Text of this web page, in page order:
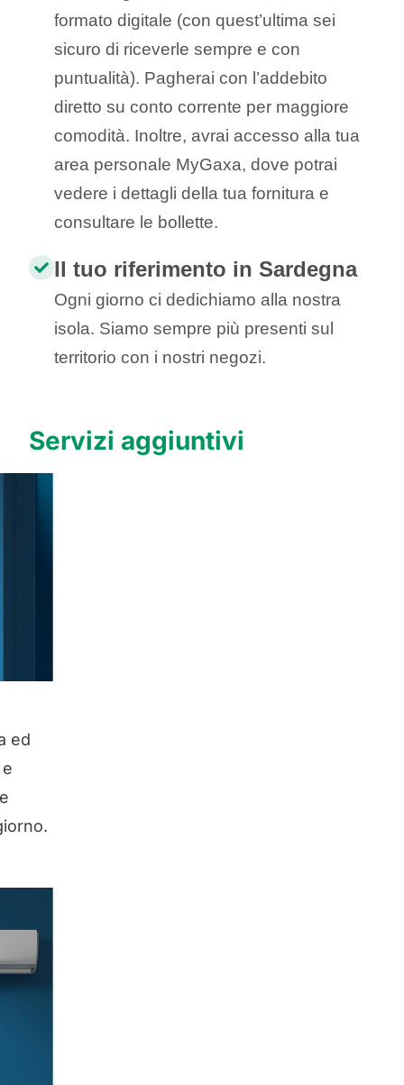
formato digitale (con quest’ultima sei
sicuro di riceverle sempre e con
puntualità). Pagherai con l’addebito
diretto su conto corrente per maggiore
comodità. Inoltre, avrai accesso alla tua
area personale MyGaxa, dove potrai
vedere i dettagli della tua fornitura e
consultare le bollette.
Il tuo riferimento in Sardegna
Ogni giorno ci dedichiamo alla nostra
isola. Siamo sempre più presenti sul
territorio con i nostri negozi.
Servizi aggiuntivi
ed